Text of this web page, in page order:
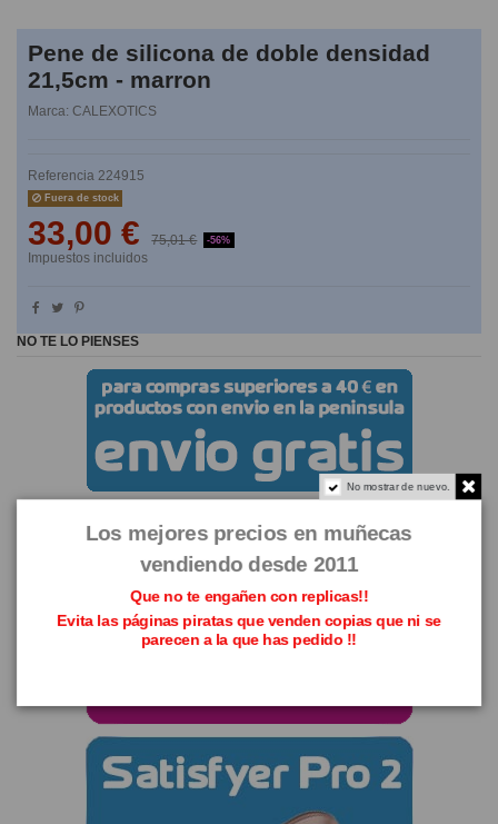
Pene de silicona de doble densidad
21,5cm - marron
Marca: CALEXOTICS
Referencia 224915
Fuera de stock
33,00 € 75,01 € -56%
Impuestos incluidos
NO TE LO PIENSES
No mostrar de nuevo.
Los mejores precios en muñecas
vendiendo desde 2011
Que no te engañen con replicas!!
Evita las páginas piratas que venden copias que ni se
parecen a la que has pedido !!